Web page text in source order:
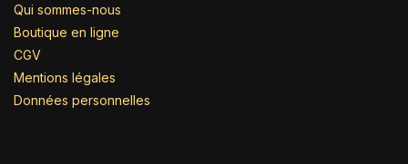
Qui sommes-nous
Boutique en ligne
CGV
Mentions légales
Données personnelles